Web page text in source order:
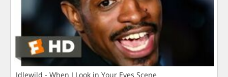
Idlewild - When I Look in Your Eyes Scene